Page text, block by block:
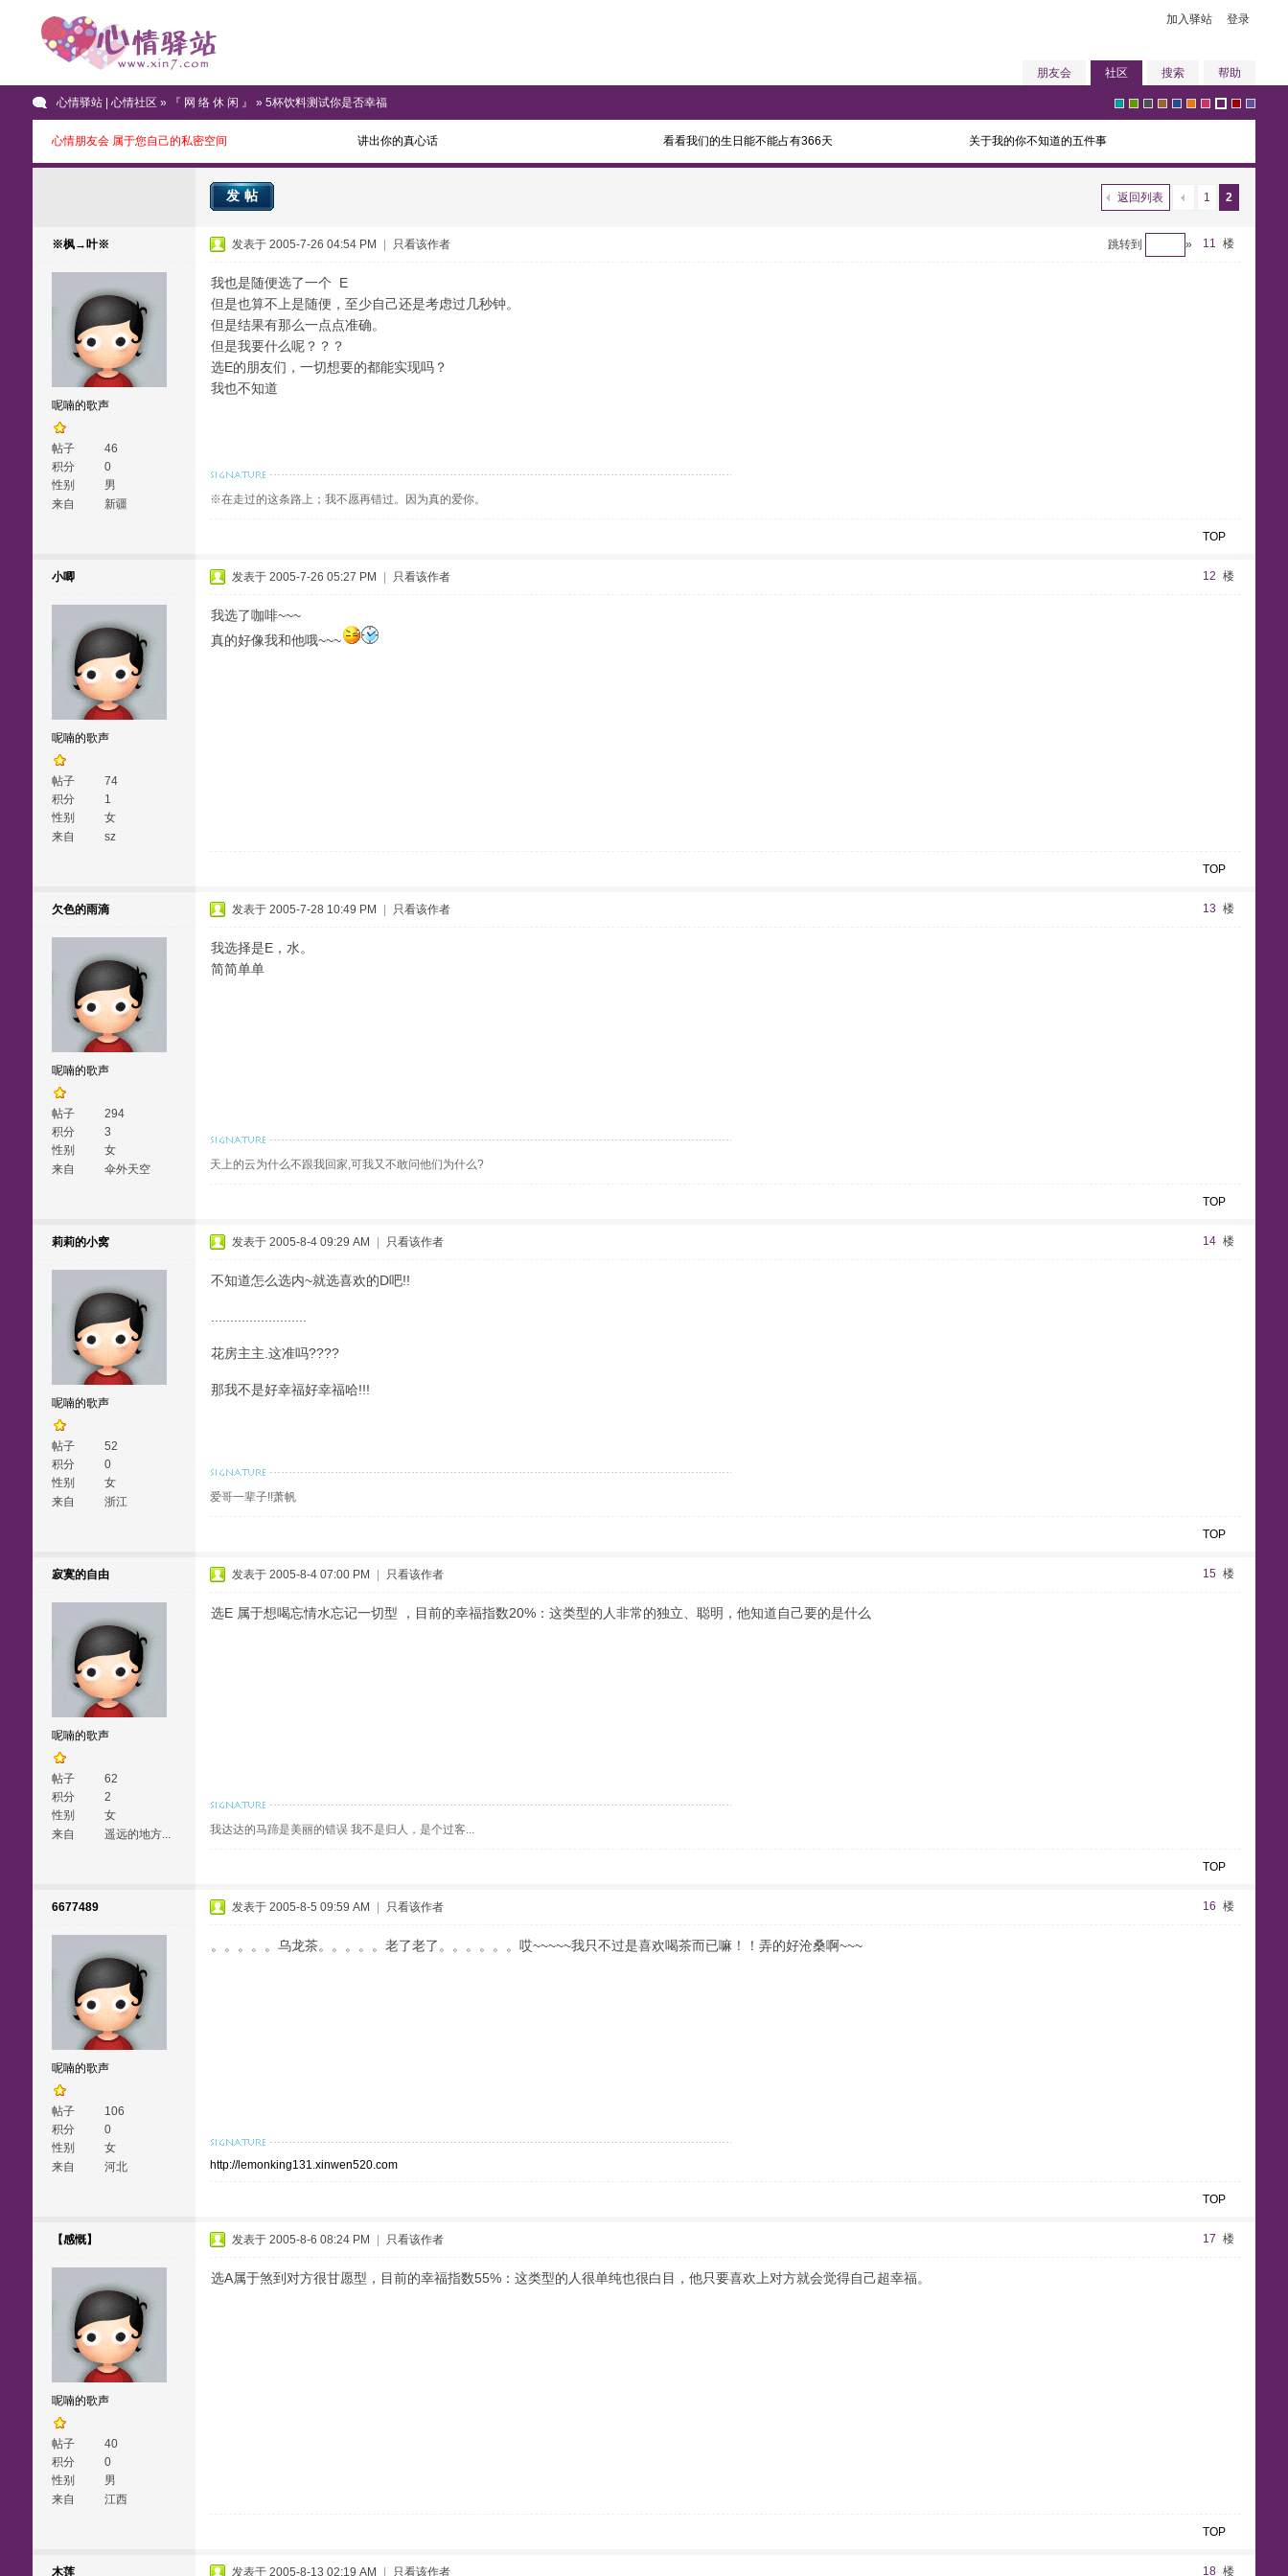
加入驿站 登录
朋友会 社区 搜索 帮助
r r r i u
l
e
心情驿站 | 心情社区 » 『 网 络 休 闲 』 » 5杯饮料测试你是否幸福
心情朋友会 属于您自己的私密空间 讲出你的真心话 看看我们的生日能不能占有366天 关于我的你不知道的五件事
1 2
返回列表
发帖
※枫→叶※
呢喃的歌声
帖子
46
积分
0
性别
男
来自
新疆
11 楼
跳转到 »
发表于 2005-7-26 04:54 PM 只看该作者
我也是随便选了一个 E
但是也算不上是随便，至少自己还是考虑过几秒钟。
但是结果有那么一点点准确。
但是我要什么呢？？？
选E的朋友们，一切想要的都能实现吗？
我也不知道
※在走过的这条路上；我不愿再错过。因为真的爱你。
TOP
小唧
呢喃的歌声
帖子
74
积分
1
性别
女
来自
sz
12 楼
发表于 2005-7-26 05:27 PM 只看该作者
我选了咖啡~~~
真的好像我和他哦~~~
TOP
欠色的雨滴
呢喃的歌声
帖子
294
积分
3
性别
女
来自
伞外天空
13 楼
发表于 2005-7-28 10:49 PM 只看该作者
我选择是E，水。
简简单单
天上的云为什么不跟我回家,可我又不敢问他们为什么?
TOP
莉莉的小窝
呢喃的歌声
帖子
52
积分
0
性别
女
来自
浙江
14 楼
发表于 2005-8-4 09:29 AM 只看该作者
不知道怎么选内~就选喜欢的D吧!!
花房主主.这准吗????
那我不是好幸福好幸福哈!!!
爱哥一辈子!!萧帆
TOP
寂寞的自由
呢喃的歌声
帖子
62
积分
2
性别
女
来自
遥远的地方...
15 楼
发表于 2005-8-4 07:00 PM 只看该作者
选E 属于想喝忘情水忘记一切型 ，目前的幸福指数20%：这类型的人非常的独立、聪明，他知道自己要的是什么
我达达的马蹄是美丽的错误 我不是归人，是个过客...
TOP
6677489
呢喃的歌声
帖子
106
积分
0
性别
女
来自
河北
16 楼
发表于 2005-8-5 09:59 AM 只看该作者
。。。。。乌龙茶。。。。。老了老了。。。。。。哎~~~~~我只不过是喜欢喝茶而已嘛！！弄的好沧桑啊~~~
http://lemonking131.xinwen520.com
TOP
【感慨】
呢喃的歌声
帖子
40
积分
0
性别
男
来自
江西
17 楼
发表于 2005-8-6 08:24 PM 只看该作者
选A属于煞到对方很甘愿型，目前的幸福指数55%：这类型的人很单纯也很白目，他只要喜欢上对方就会觉得自己超幸福。
TOP
木莲 18 楼
发表于 2005-8-13 02:19 AM 只看该作者